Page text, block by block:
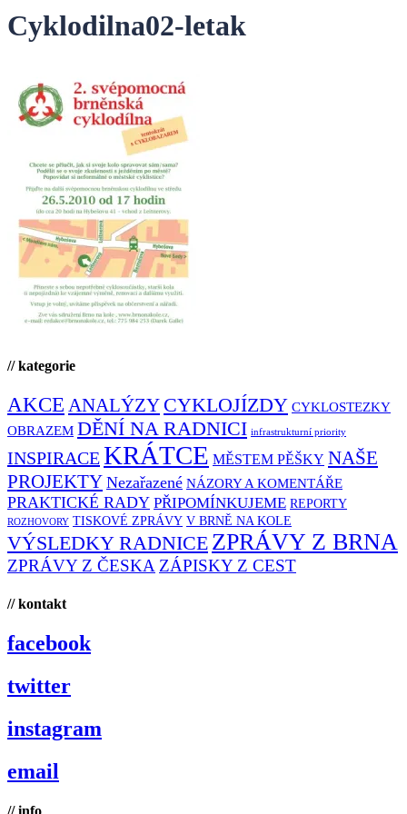
Cyklodilna02-letak
// kategorie
AKCE ANALÝZY CYKLOJÍZDY CYKLOSTEZKY
OBRAZEM DĚNÍ NA RADNICI infrastrukturní priority
INSPIRACEKRÁTCE MĚSTEM PĚŠKY NAŠE
PROJEKTY Nezařazené NÁZORY A KOMENTÁŘE
PRAKTICKÉ RADY PŘIPOMÍNKUJEME REPORTY
ROZHOVORY TISKOVÉ ZPRÁVY V BRNĚ NA KOLE
VÝSLEDKY RADNICE ZPRÁVY Z BRNA
ZPRÁVY Z ČESKA ZÁPISKY Z CEST
// kontakt
facebook
twitter
instagram
email
// info